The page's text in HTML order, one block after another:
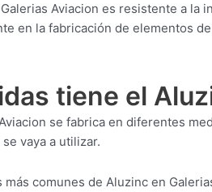
Aviacion es resistente a
en la fabricación de elementos
tiene el
se fabrica en diferentes
vaya a utilizar.
comunes de Aluzinc en